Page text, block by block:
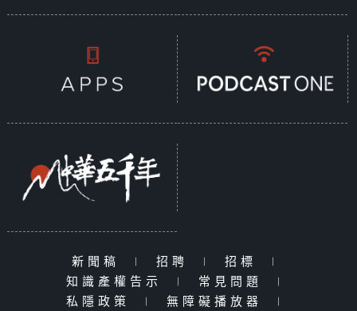
新聞稿 | 招聘 | 招標
|
知識產權告示
| 常見問題
|
私隱政策
| 無障礙播放器 |